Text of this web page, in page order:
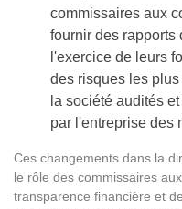
commissaires aux
fournir des
l'exercice de leurs
des risques les
la société audités
par l'entreprise des
Ces changements dans la
le rôle des commissaires
transparence financière et